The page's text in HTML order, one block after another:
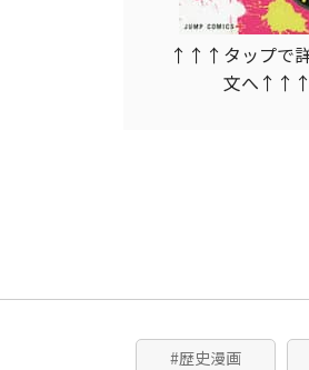
↑↑↑タップで
文へ↑↑↑
#歴史漫画